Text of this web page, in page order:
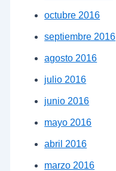
octubre 2016
septiembre 2016
agosto 2016
julio 2016
junio 2016
mayo 2016
abril 2016
marzo 2016